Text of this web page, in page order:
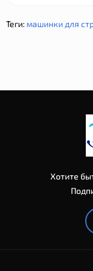
Теги: машинки для
Хотите